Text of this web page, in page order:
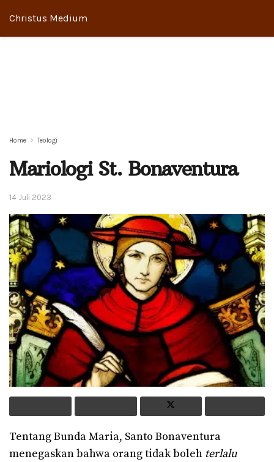
Christus Medium
Home Teologi
Mariologi St. Bonaventura
14 Juli 2023
Tentang Bunda Maria, Santo Bonaventura
menegaskan bahwa orang tidak boleh terlalu